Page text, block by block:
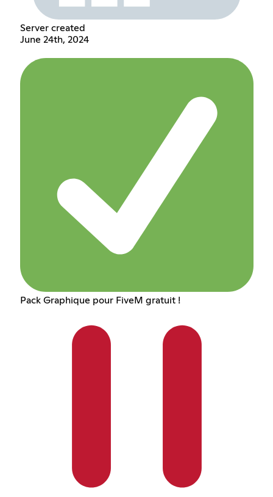
Server created
June 24th, 2024
Pack Graphique pour FiveM gratuit !